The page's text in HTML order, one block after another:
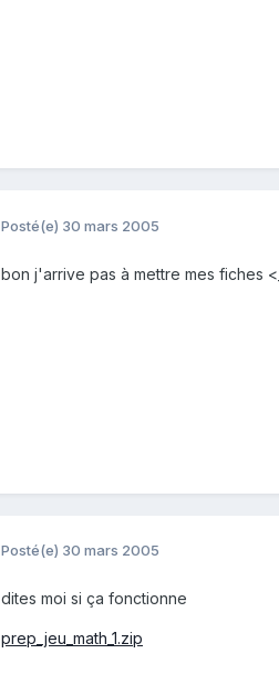
Posté(e) 30 mars 2005
bon j'arrive pas à mettre mes fiches
Posté(e) 30 mars 2005
dites moi si ça fonctionne
prep_jeu_math_1.zip